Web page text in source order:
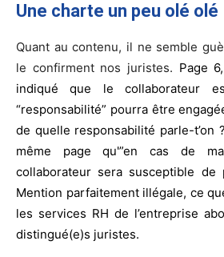
Une charte un peu olé olé
Quant au contenu, il ne semble
le confirment nos juristes. Page
indiqué que le collaborateur
“responsabilité” pourra être
de quelle responsabilité parle-t’on
même page qu'”en cas de
collaborateur sera susceptible de
Mention parfaitement illégale, ce
les services RH de l’entreprise
distingué(e)s juristes.